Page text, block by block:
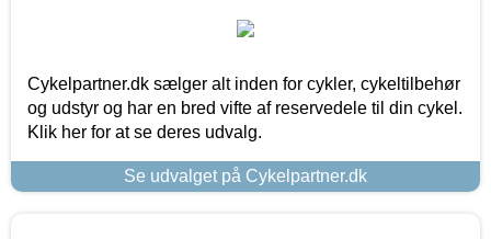
Cykelpartner.dk sælger alt inden for cykler, cykeltilbehør
og udstyr og har en bred vifte af reservedele til din cykel.
Klik her for at se deres udvalg.
Se udvalget på Cykelpartner.dk